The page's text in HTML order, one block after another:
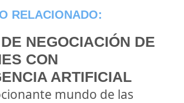
RELACIONADO:
NEGOCIACIÓN DE
CON
ARTIFICIAL
mundo de las